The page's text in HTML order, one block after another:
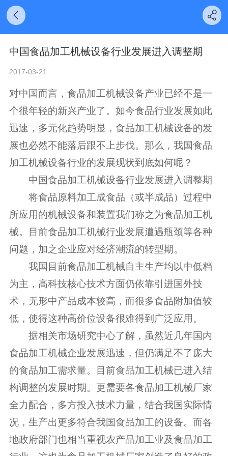
中国食品加工机械设备行业发展进入调整期
2017-03-21
对中国而言，食品加工机械设备产业已经不是一
个很年轻的新兴产业了。如今食品行业发展如此
迅速，多元化趋势明显，食品加工机械设备的发
展也必然不能落后跟不上步伐。那么，我国食品
加工机械设备行业的发展现状到底如何呢？
中国食品加工机械设备行业发展进入调整期
将食品原料加工成食品（或半成品）过程中
所应用的机械设备和装置我们称之为食品加工机
械。目前食品加工机械行业发展遭遇瓶颈等各种
问题，加之企业应对经济潮流的转型期。
我国目前食品加工机械自主生产均以中低档
为主，高科技核心技术方面仍依靠引进国外技
术，无形中产品成本较高，而很多食品附加值较
低，使得这种高价位设备很难得到广泛应用。
据相关市场研究中心了解，虽然近几年国内
食品加工机械企业发展迅速，但仍满足不了庞大
的食品加工需求量。目前食品加工机械已进入结
构调整的发展时期。更需要各食品加工机械厂家
全力配合，多方投入技术力量，结合我国实际情
况，生产出更多符合我国食品加工的设备。而各
地政府部门也相当重视农产品加工业及食品加工